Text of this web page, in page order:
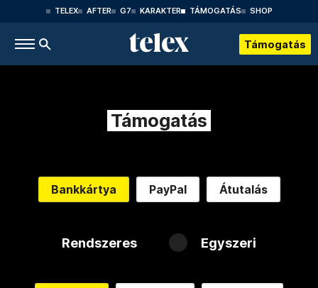
TELEX AFTER G7 KARAKTER TÁMOGATÁS SHOP
Támogatás
Támogatás
Bankkártya PayPal Átutalás
Rendszeres Egyszeri